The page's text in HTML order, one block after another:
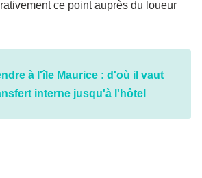
ce point auprès du loueur
à l'île Maurice : d'où il vaut
interne jusqu'à l'hôtel